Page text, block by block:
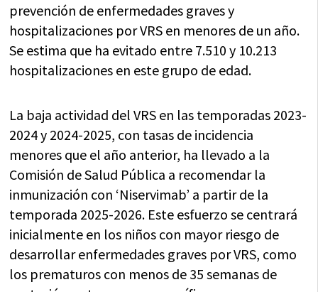
prevención de enfermedades graves y
hospitalizaciones por VRS en menores de un año.
Se estima que ha evitado entre 7.510 y 10.213
hospitalizaciones en este grupo de edad.
La baja actividad del VRS en las temporadas 2023-
2024 y 2024-2025, con tasas de incidencia
menores que el año anterior, ha llevado a la
Comisión de Salud Pública a recomendar la
inmunización con ‘Niservimab’ a partir de la
temporada 2025-2026. Este esfuerzo se centrará
inicialmente en los niños con mayor riesgo de
desarrollar enfermedades graves por VRS, como
los prematuros con menos de 35 semanas de